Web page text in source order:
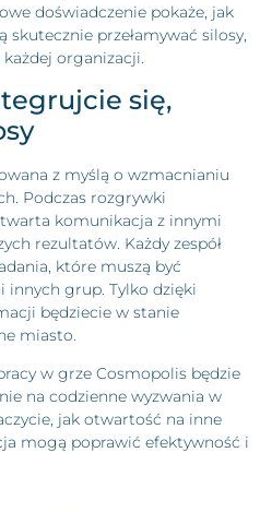
doświadczenie pokaże, jak
skutecznie przełamywać silosy,
organizacji.
się,
z myślą o wzmacnianiu
Podczas rozgrywki
komunikacja z innymi
rezultatów. Każdy zespół
które muszą być
innych grup. Tylko dzięki
będziecie w stanie
miasto.
w grze Cosmopolis będzie
na codzienne wyzwania w
jak otwartość na inne
mogą poprawić efektywność i